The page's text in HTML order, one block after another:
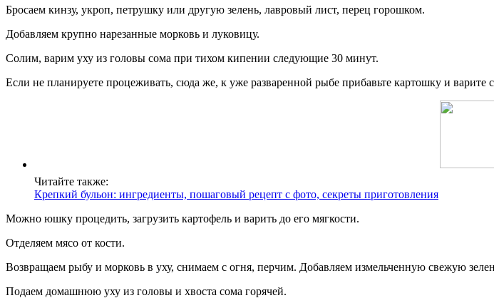
Бросаем кинзу, укроп, петрушку или другую зелень, лавровый лист, перец горошком.
Добавляем крупно нарезанные морковь и луковицу.
Солим, варим уху из головы сома при тихом кипении следующие 30 минут.
Если не планируете процеживать, сюда же, к уже разваренной рыбе прибавьте картошку и
Читайте также:
Крепкий бульон: ингредиенты, пошаговый рецепт с фото, секреты приготовления
Можно юшку процедить, загрузить картофель и варить до его мягкости.
Отделяем мясо от кости.
Возвращаем рыбу и морковь в уху, снимаем с огня, перчим. Добавляем измельченную свежую
Подаем домашнюю уху из головы и хвоста сома горячей.